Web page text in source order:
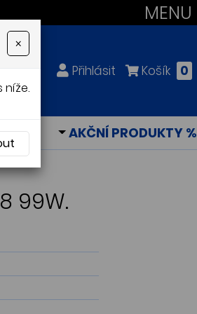
MENU
Přihlásit Košík 0
AKČNÍ PRODUKTY %
99W.
×
níže.